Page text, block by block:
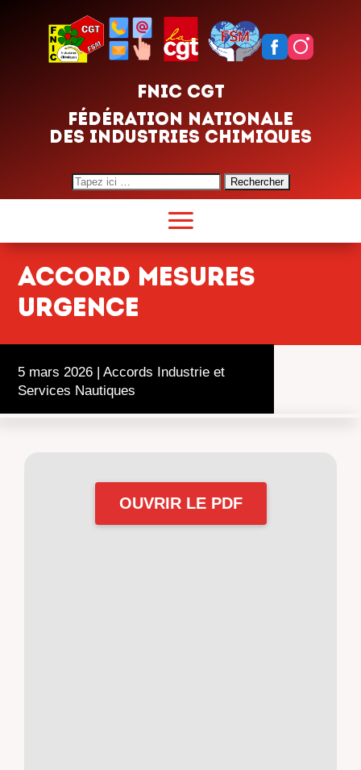
FNIC CGT
FÉDÉRATION NATIONALE
DES INDUSTRIES CHIMIQUES
Search
for:
accord mesures
urgence
5 mars 2026 | Accords Industrie et
Services Nautiques
OUVRIR LE PDF